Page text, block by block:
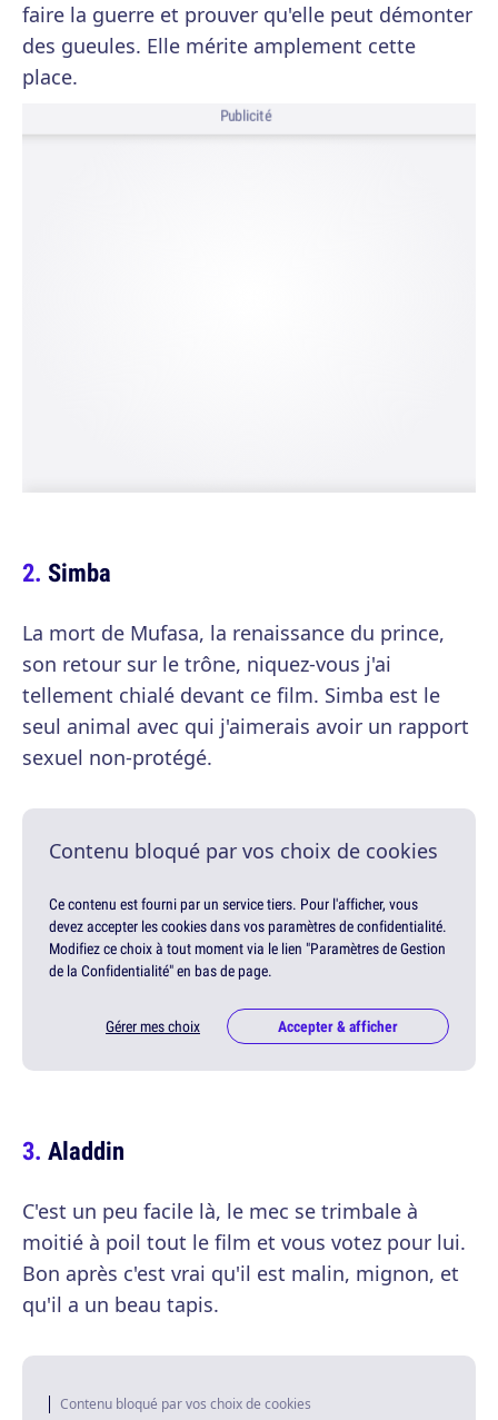
faire la guerre et prouver qu'elle peut démonter
des gueules. Elle mérite amplement cette
place.
Publicité
Simba
La mort de Mufasa, la renaissance du prince,
son retour sur le trône, niquez-vous j'ai
tellement chialé devant ce film. Simba est le
seul animal avec qui j'aimerais avoir un rapport
sexuel non-protégé.
Contenu bloqué par vos choix de cookies
Ce contenu est fourni par un service tiers. Pour l'afficher, vous
devez accepter les cookies dans vos paramètres de confidentialité.
Modifiez ce choix à tout moment via le lien "Paramètres de Gestion
de la Confidentialité" en bas de page.
Gérer mes choix Accepter & afficher
Aladdin
C'est un peu facile là, le mec se trimbale à
moitié à poil tout le film et vous votez pour lui.
Bon après c'est vrai qu'il est malin, mignon, et
qu'il a un beau tapis.
Contenu bloqué par vos choix de cookies